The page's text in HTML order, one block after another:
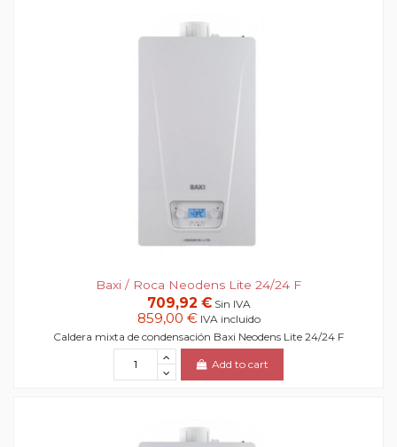
Baxi / Roca Neodens Lite 24/24 F
709,92 € Sin IVA
859,00 € IVA incluido
Caldera mixta de condensación Baxi Neodens Lite 24/24 F
Add to cart